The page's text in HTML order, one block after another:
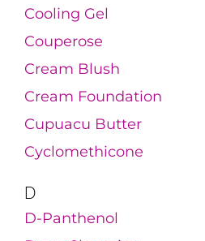
Cooling Gel
Couperose
Cream Blush
Cream Foundation
Cupuacu Butter
Cyclomethicone
D
D-Panthenol